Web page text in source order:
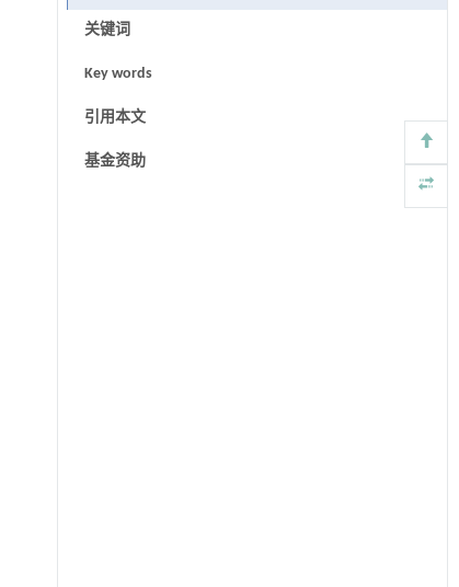
关键词
Key words
引用本文
基金资助